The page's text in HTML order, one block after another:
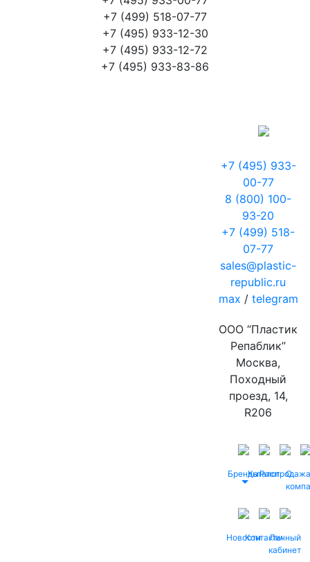
+7 (499) 518-07-77
+7 (495) 933-12-30
+7 (495) 933-12-72
+7 (495) 933-83-86
+7 (495) 933-
00-77
8 (800) 100-
93-20
+7 (499) 518-
07-77
sales@plastic-
republic.ru
max / telegram
ООО “Пластик
Репаблик”
Москва,
Походный
проезд, 14,
R206
БрендыКаталог
Распродажа
О
НовостиКонтактыЛичный
кабинет